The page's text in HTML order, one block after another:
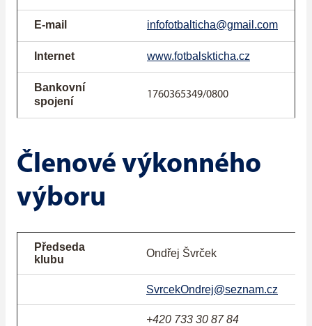
E-mail infofotbalticha@gmail.com
Internet www.fotbalskticha.cz
Bankovní
spojení
1760365349/0800
Členové výkonného
výboru
Předseda
klubu
Ondřej Švrček
SvrcekOndrej@seznam.cz
+420 733 30 87 84